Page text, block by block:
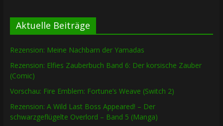
Aktuelle Beiträge
Rezension: Meine Nachbarn der Yamadas
Rezension: Elfies Zauberbuch Band 6: Der korsische Zauber
(Comic)
Vorschau: Fire Emblem: Fortune’s Weave (Switch 2)
Rezension: A Wild Last Boss Appeared! – Der
schwarzgeflügelte Overlord – Band 5 (Manga)